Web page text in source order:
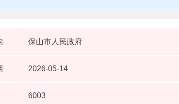
保山市人民政府
2026-05-14
6003